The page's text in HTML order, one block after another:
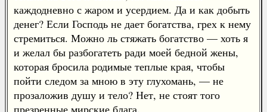
каждодневно с жаром и усердием. Да и как добыть
денег? Если Господь не дает богатства, грех к нему
стремиться. Можно ль стяжать богатство — хоть я
и желал бы разбогатеть ради моей бедной жены,
которая бросила родимые теплые края, чтобы
пойти следом за мною в эту глухомань, — не
прозаложив душу и тело? Нет, не стоят того
презренные мирские блага.